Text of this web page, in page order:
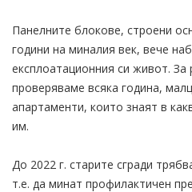
Панелните блокове, строени
години на миналия век, вече
експлоатационния си живот. За
проверяваме всяка година,
апартаменти, които знаят в
им.
До 2022 г. старите сгради
т.е. да минат профилактичен